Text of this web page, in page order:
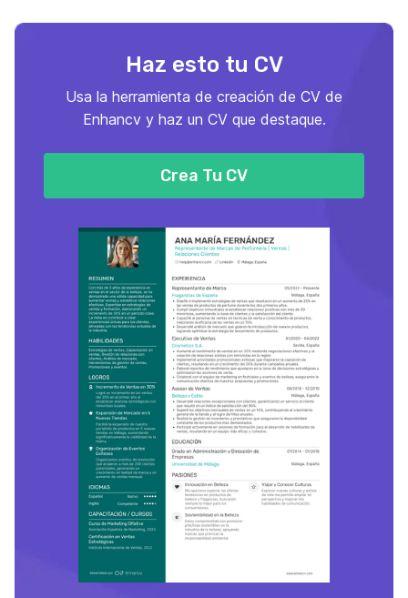
Haz esto tu CV
Usa la herramienta de creación de CV de
Enhancv y haz un CV que destaque.
Crea Tu CV